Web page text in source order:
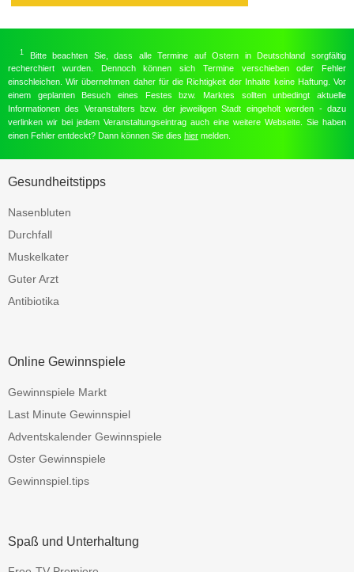
1
Bitte beachten Sie, dass alle Termine auf Ostern in Deutschland sorgfältig
recherchiert wurden. Dennoch können sich Termine verschieben oder Fehler
einschleichen. Wir übernehmen daher für die Richtigkeit der Inhalte keine Haftung. Vor
einem geplanten Besuch eines Festes bzw. Marktes sollten unbedingt aktuelle
Informationen des Veranstalters bzw. der jeweiligen Stadt eingeholt werden - dazu
verlinken wir bei jedem Veranstaltungseintrag auch eine weitere Webseite. Sie haben
einen Fehler entdeckt? Dann können Sie dies hier melden.
Gesundheitstipps
Nasenbluten
Durchfall
Muskelkater
Guter Arzt
Antibiotika
Online Gewinnspiele
Gewinnspiele Markt
Last Minute Gewinnspiel
Adventskalender Gewinnspiele
Oster Gewinnspiele
Gewinnspiel.tips
Spaß und Unterhaltung